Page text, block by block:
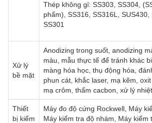
Thép không gỉ: SS303, SS304,
phẩm), SS316, SS316L, SUS430,
SS301
Xử lý
bề mặt
Anodizing trong suốt, anodizing
màu, mẫu thực tế để tránh khác
màng hóa học, thụ động hóa,
phun cát, khắc laser, mạ kẽm, oxit
mạ crôm, thấm cacbon, xử lý nhiệt
Thiết
bị kiểm
Máy đo độ cứng Rockwell, Máy
Máy kiểm tra độ nhám, Máy kiểm